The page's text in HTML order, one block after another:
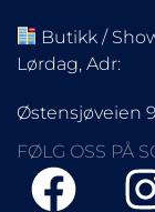
Butikk /
Lørdag, Adr:
Østensjøveien
FØLG OSS PÅ